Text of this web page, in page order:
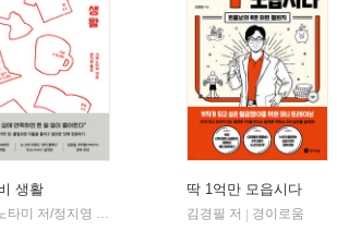
생활
가제노타미 저/정지영 역
알에이치코리아(RHK)
딱 1억만 모읍시다
김경필 저
경이로움